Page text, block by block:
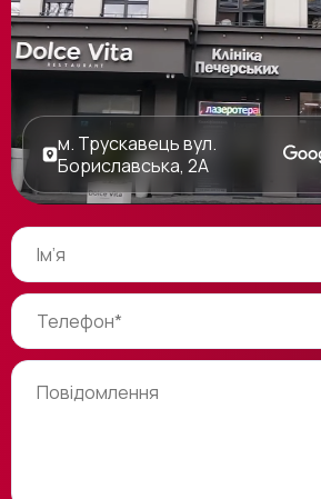
м. Трускавець вул.
Бориславська, 2А